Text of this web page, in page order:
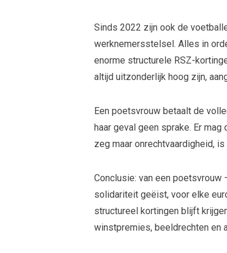
Sinds 2022 zijn ook de
werknemersstelsel. Alles in
enorme structurele RSZ-
altijd uitzonderlijk hoog zijn,
Een poetsvrouw betaalt de
haar geval geen sprake. Er
zeg maar onrechtvaardigheid,
Conclusie: van een
solidariteit geëist, voor elke
structureel kortingen blijft
winstpremies, beeldrechten en